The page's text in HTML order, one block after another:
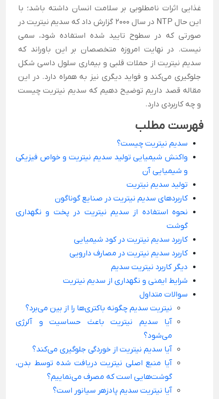
غذایی اثرات نامطلوبی بر سلامت انسان داشته باشد؛ با
این حال NTP در سال 2000 گزارش داد که سدیم نیتریت در
صورتی که در سطوح تایید شده استفاده شود، سمی
نیست. در نهایت امروزه متخصصان بر این باوراند که
سدیم نیتریت از حملات قلبی و بیماری سلول داسی شکل
جلوگیری می‌کند و فواید دیگری نیز به همراه دارد. در این
مقاله قصد داریم توضیح دهیم که سدیم نیتریت چیست
و چه کاربردی دارد.
فهرست مطلب
سدیم نیتریت چیست؟
واکنش شیمیایی تولید سدیم نیتریت و خواص فیزیکی
و شیمیایی آن
تولید سدیم نیتریت
کاربردهای سدیم نیتریت در صنایع گوناگون
نحوه استفاده از سدیم نیتریت در پخت و نگهداری
گوشت
کاربرد سدیم نیتریت در کود شیمیایی
کاربرد سدیم نیتریت در مصارف دارویی
دیگر کاربرد نیتریت سدیم
شرایط ایمنی و نگهداری از سدیم نیتریت
سوالات متداول
نیتریت سدیم چگونه باکتری‌ها را از بین می‌برد؟
آیا سدیم نیتریت باعث حساسیت و آلرژی
می‌شود؟
آیا سدیم نیتریت از خوردگی جلوگیری می‌کند؟
آیا منبع اصلی نیتریت دریافت شده توسط بدن،
گوشت‌هایی است که مصرف می‌نماییم؟
آیا نیتریت سدیم پادزهر سیانور است؟